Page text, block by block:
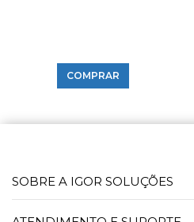
COMPRAR
SOBRE A IGOR SOLUÇÕES